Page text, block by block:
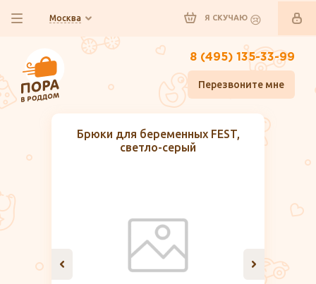
Москва Я СКУЧАЮ
8 (495) 135-33-99
Перезвоните мне
Брюки для беременных FEST,
светло-серый